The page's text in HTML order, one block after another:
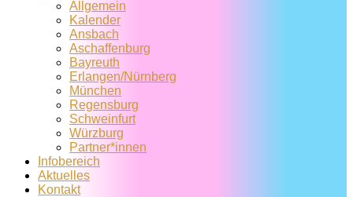
Allgemein
Kalender
Ansbach
Aschaffenburg
Bayreuth
Erlangen/Nürnberg
München
Regensburg
Schweinfurt
Würzburg
Partner*innen
Infobereich
Aktuelles
Kontakt